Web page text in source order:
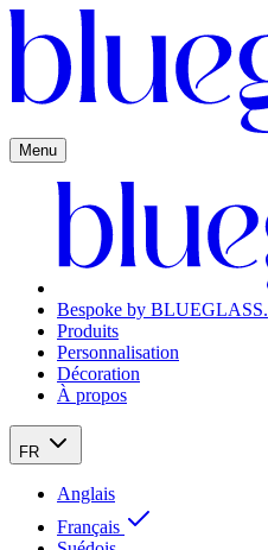
Menu
Bespoke by BLUEGLASS.
Produits
Personnalisation
Décoration
À propos
FR
Anglais
Français